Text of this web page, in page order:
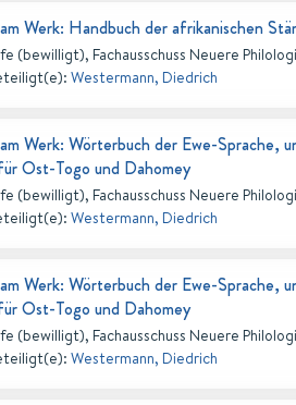
Werk: Handbuch der afrikanischen
(bewilligt), Fachausschuss Neuere
: Westermann, Diedrich
Werk: Wörterbuch der Ewe-Sprache,
Ost-Togo und Dahomey
(bewilligt), Fachausschuss Neuere
: Westermann, Diedrich
Werk: Wörterbuch der Ewe-Sprache,
Ost-Togo und Dahomey
(bewilligt), Fachausschuss Neuere
: Westermann, Diedrich